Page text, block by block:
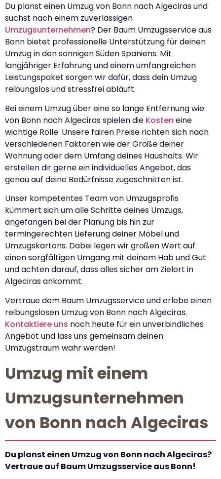
Du planst einen Umzug von Bonn nach Algeciras und
suchst nach einem zuverlässigen
Umzugsunternehmen? Der Baum Umzugsservice aus
Bonn bietet professionelle Unterstützung für deinen
Umzug in den sonnigen Süden Spaniens. Mit
langjähriger Erfahrung und einem umfangreichen
Leistungspaket sorgen wir dafür, dass dein Umzug
reibungslos und stressfrei abläuft.
Bei einem Umzug über eine so lange Entfernung wie
von Bonn nach Algeciras spielen die Kosten eine
wichtige Rolle. Unsere fairen Preise richten sich nach
verschiedenen Faktoren wie der Größe deiner
Wohnung oder dem Umfang deines Haushalts. Wir
erstellen dir gerne ein individuelles Angebot, das
genau auf deine Bedürfnisse zugeschnitten ist.
Unser kompetentes Team von Umzugsprofis
kümmert sich um alle Schritte deines Umzugs,
angefangen bei der Planung bis hin zur
termingerechten Lieferung deiner Möbel und
Umzugskartons. Dabei legen wir großen Wert auf
einen sorgfältigen Umgang mit deinem Hab und Gut
und achten darauf, dass alles sicher am Zielort in
Algeciras ankommt.
Vertraue dem Baum Umzugsservice und erlebe einen
reibungslosen Umzug von Bonn nach Algeciras.
Kontaktiere uns noch heute für ein unverbindliches
Angebot und lass uns gemeinsam deinen
Umzugstraum wahr werden!
Umzug mit einem
Umzugsunternehmen
von Bonn nach Algeciras
Du planst einen Umzug von Bonn nach Algeciras?
Vertraue auf Baum Umzugsservice aus Bonn!